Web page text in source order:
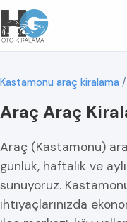
Kastamonu araç kiralama /
Araç Araç
Araç (Kastamonu)
günlük, haftalık ve
sunuyoruz.
ihtiyaçlarınızda